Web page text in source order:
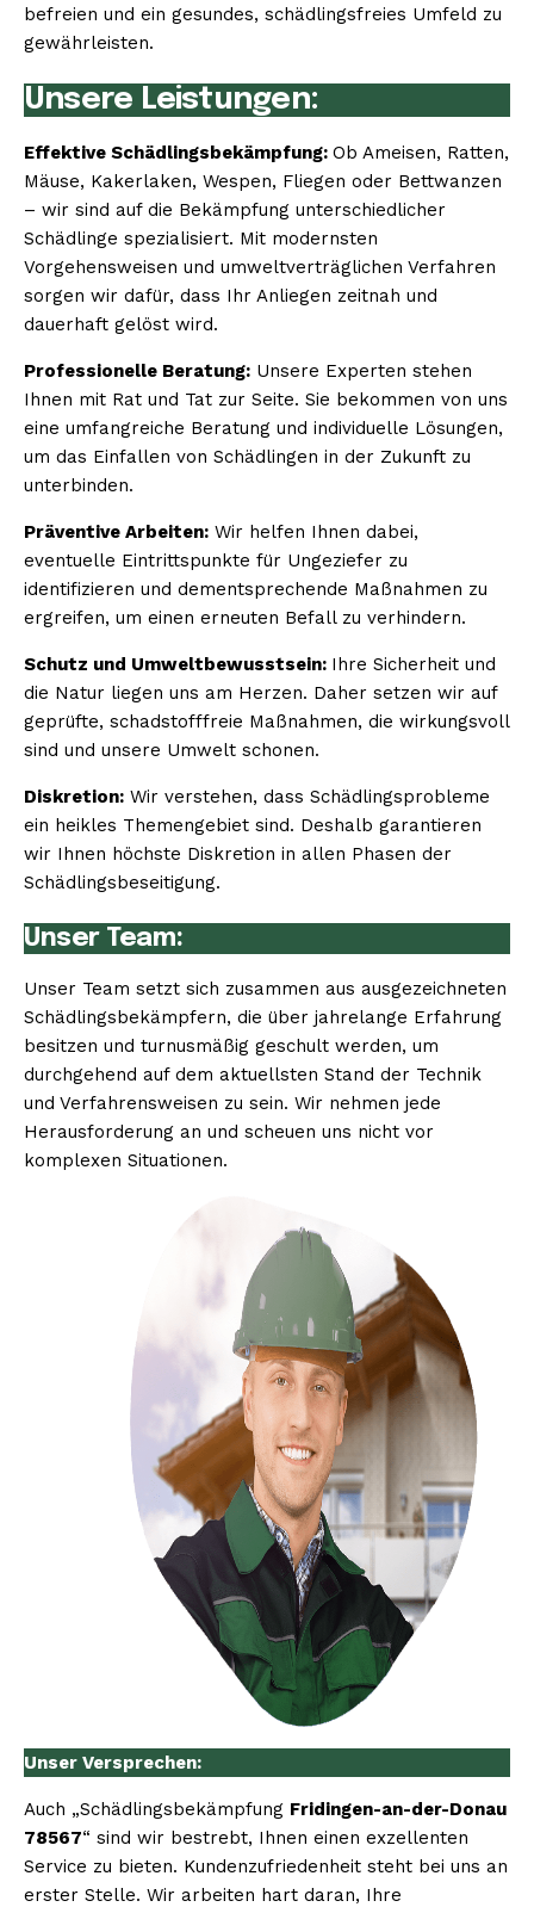
befreien und ein gesundes, schädlingsfreies Umfeld zu
gewährleisten.
Unsere Leistungen:
Effektive Schädlingsbekämpfung: Ob Ameisen, Ratten,
Mäuse, Kakerlaken, Wespen, Fliegen oder Bettwanzen
– wir sind auf die Bekämpfung unterschiedlicher
Schädlinge spezialisiert. Mit modernsten
Vorgehensweisen und umweltverträglichen Verfahren
sorgen wir dafür, dass Ihr Anliegen zeitnah und
dauerhaft gelöst wird.
Professionelle Beratung: Unsere Experten stehen
Ihnen mit Rat und Tat zur Seite. Sie bekommen von uns
eine umfangreiche Beratung und individuelle Lösungen,
um das Einfallen von Schädlingen in der Zukunft zu
unterbinden.
Präventive Arbeiten: Wir helfen Ihnen dabei,
eventuelle Eintrittspunkte für Ungeziefer zu
identifizieren und dementsprechende Maßnahmen zu
ergreifen, um einen erneuten Befall zu verhindern.
Schutz und Umweltbewusstsein: Ihre Sicherheit und
die Natur liegen uns am Herzen. Daher setzen wir auf
geprüfte, schadstofffreie Maßnahmen, die wirkungsvoll
sind und unsere Umwelt schonen.
Diskretion: Wir verstehen, dass Schädlingsprobleme
ein heikles Themengebiet sind. Deshalb garantieren
wir Ihnen höchste Diskretion in allen Phasen der
Schädlingsbeseitigung.
Unser Team:
Unser Team setzt sich zusammen aus ausgezeichneten
Schädlingsbekämpfern, die über jahrelange Erfahrung
besitzen und turnusmäßig geschult werden, um
durchgehend auf dem aktuellsten Stand der Technik
und Verfahrensweisen zu sein. Wir nehmen jede
Herausforderung an und scheuen uns nicht vor
komplexen Situationen.
Unser Versprechen:
Auch „Schädlingsbekämpfung Fridingen-an-der-Donau
78567“ sind wir bestrebt, Ihnen einen exzellenten
Service zu bieten. Kundenzufriedenheit steht bei uns an
erster Stelle. Wir arbeiten hart daran, Ihre